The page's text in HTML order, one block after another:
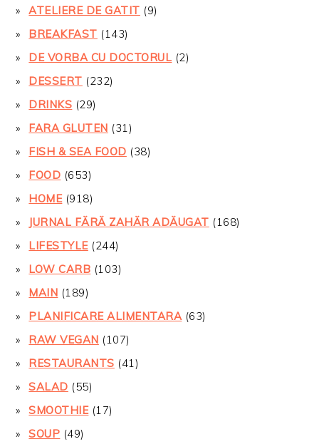
ATELIERE DE GATIT (9)
BREAKFAST (143)
DE VORBA CU DOCTORUL (2)
DESSERT (232)
DRINKS (29)
FARA GLUTEN (31)
FISH & SEA FOOD (38)
FOOD (653)
HOME(918)
JURNAL FĂRĂ ZAHĂR ADĂUGAT (168)
LIFESTYLE(244)
LOW CARB (103)
MAIN (189)
PLANIFICARE ALIMENTARA(63)
RAW VEGAN (107)
RESTAURANTS (41)
SALAD (55)
SMOOTHIE(17)
SOUP (49)